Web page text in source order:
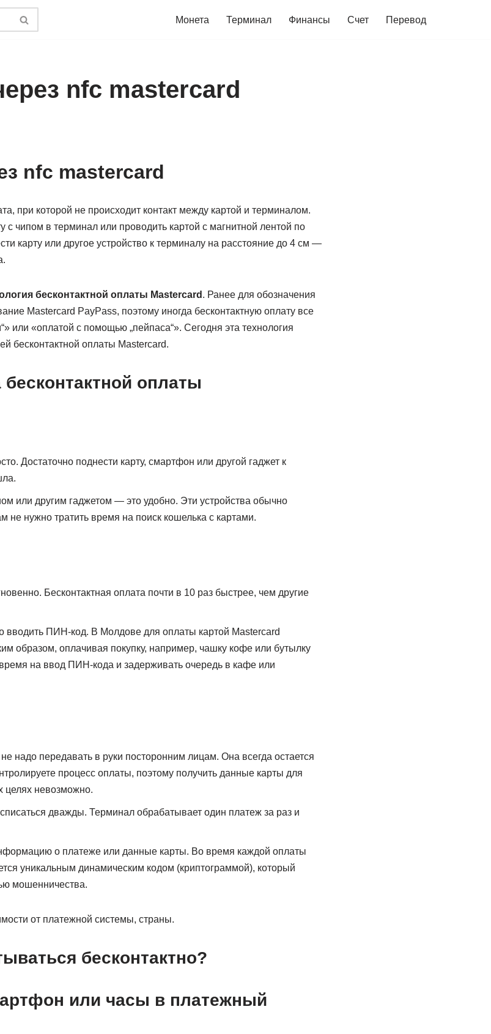
Монета Терминал Финансы Счет Перевод
nfc mastercard
nfc mastercard
при которой не происходит контакт между картой и терминалом.
с чипом в терминал или проводить картой с магнитной лентой по
карту или другое устройство к терминалу на расстояние до 4 см —
бесконтактной оплаты Mastercard . Ранее для обозначения
Mastercard PayPass, поэтому иногда бесконтактную оплату все
или «оплатой с помощью „пейпаса“». Сегодня эта технология
бесконтактной оплаты Mastercard.
оплаты
Достаточно поднести карту, смартфон или другой гаджет к
или другим гаджетом — это удобно. Эти устройства обычно
не нужно тратить время на поиск кошелька с картами.
Бесконтактная оплата почти в 10 раз быстрее, чем другие
вводить ПИН-код. В Молдове для оплаты картой Mastercard
образом, оплачивая покупку, например, чашку кофе или бутылку
на ввод ПИН-кода и задерживать очередь в кафе или
надо передавать в руки посторонним лицам. Она всегда остается
процесс оплаты, поэтому получить данные карты для
целях невозможно.
дважды. Терминал обрабатывает один платеж за раз и
о платеже или данные карты. Во время каждой оплаты
уникальным динамическим кодом (криптограммой), который
мошенничества.
от платежной системы, страны.
бесконтактно?
или часы в платежный